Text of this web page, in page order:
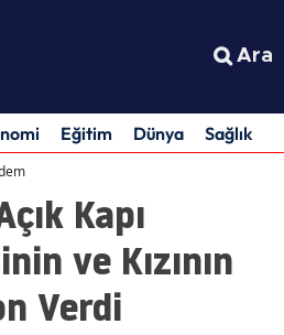
Ara
Eğitim Dünya Sağlık
Kapı
ve Kızının
Verdi